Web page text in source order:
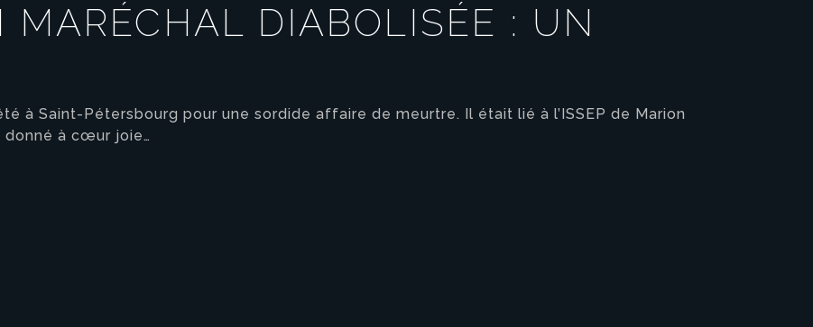
MARÉCHAL DIABOLISÉE : UN
à Saint-Pétersbourg pour une sordide affaire de meurtre. Il était lié à l’ISSEP de Marion
donné à cœur joie…